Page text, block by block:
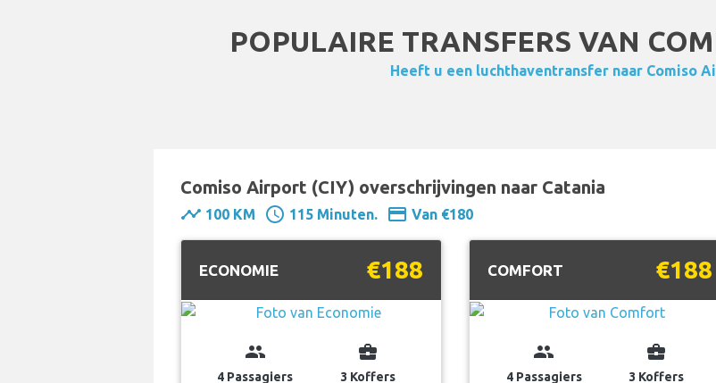
POPULAIRE TRANSFERS VAN
Heeft u een luchthaventransfer naar Comiso
Comiso Airport (CIY) overschrijvingen naar Catania
timeline 100 KM schedule 115 Minuten. payment Van €180
ECONOMIE €188
group
4 Passagiers
business_center
3 Koffers
COMFORT €188
group
4 Passagiers
business_center
3 Koffers